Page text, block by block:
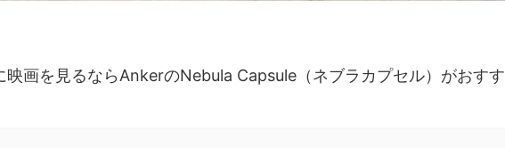
映画を見るならAnkerのNebula Capsule（ネブラカプセル）がおすす